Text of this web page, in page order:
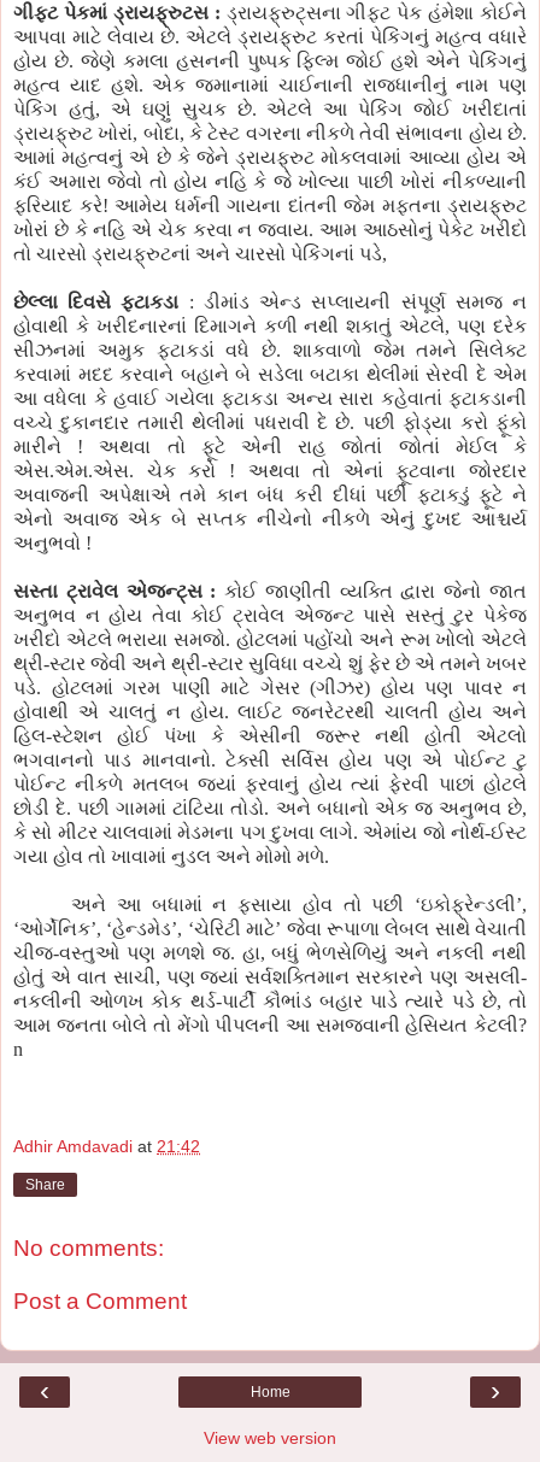
ગીફ્ટ પેકમાં ડ્રાયફ્રુટસ : ડ્રાયફ્રુટ્સના ગીફ્ટ પેક હંમેશા કોઈને
આપવા માટે લેવાય છે. એટલે ડ્રાયફ્રુટ કરતાં પેકિંગનું મહત્વ વધારે
હોય છે. જેણે કમલા હસનની પુષ્પક ફિલ્મ જોઈ હશે એને પેકિંગનું
મહત્વ યાદ હશે. એક જમાનામાં ચાઈનાની રાજધાનીનું નામ પણ
પેકિંગ હતું, એ ઘણું સુચક છે. એટલે આ પેકિંગ જોઈ ખરીદાતાં
ડ્રાયફ્રુટ ખોરાં, બોદા, કે ટેસ્ટ વગરના નીકળે તેવી સંભાવના હોય છે.
આમાં મહત્વનું એ છે કે જેને ડ્રાયફ્રુટ મોકલવામાં આવ્યા હોય એ
કંઈ અમારા જેવો તો હોય નહિ કે જે ખોલ્યા પાછી ખોરાં નીકળ્યાની
ફરિયાદ કરે! આમેય ધર્મની ગાયના દાંતની જેમ મફતના ડ્રાયફ્રુટ
ખોરાં છે કે નહિ એ ચેક કરવા ન જવાય. આમ આઠસોનું પેકેટ ખરીદો
તો ચારસો ડ્રાયફ્રુટનાં અને ચારસો પેકિંગનાં પડે,
છેલ્લા દિવસે ફટાકડા : ડીમાંડ એન્ડ સપ્લાયની સંપૂર્ણ સમજ ન
હોવાથી કે ખરીદનારનાં દિમાગને કળી નથી શકાતું એટલે, પણ દરેક
સીઝનમાં અમુક ફટાકડાં વધે છે. શાકવાળો જેમ તમને સિલેક્ટ
કરવામાં મદદ કરવાને બહાને બે સડેલા બટાકા થેલીમાં સેરવી દે એમ
આ વધેલા કે હવાઈ ગયેલા ફટાકડા અન્ય સારા કહેવાતાં ફટાકડાની
વચ્ચે દુકાનદાર તમારી થેલીમાં પધરાવી દે છે. પછી ફોડ્યા કરો ફૂંકો
મારીને ! અથવા તો ફૂટે એની રાહ જોતાં જોતાં મેઈલ કે
એસ.એમ.એસ. ચેક કરો ! અથવા તો એનાં ફૂટવાના જોરદાર
અવાજની અપેક્ષાએ તમે કાન બંધ કરી દીધાં પછી ફટાકડું ફૂટે ને
એનો અવાજ એક બે સપ્તક નીચેનો નીકળે એનું દુખદ આશ્ચર્ય
અનુભવો !
સસ્તા ટ્રાવેલ એજન્ટ્સ : કોઈ જાણીતી વ્યક્તિ દ્વારા જેનો જાત
અનુભવ ન હોય તેવા કોઈ ટ્રાવેલ એજન્ટ પાસે સસ્તું ટુર પેકેજ
ખરીદો એટલે ભરાયા સમજો. હોટલમાં પહોંચો અને રૂમ ખોલો એટલે
થ્રી-સ્ટાર જેવી અને થ્રી-સ્ટાર સુવિધા વચ્ચે શું ફેર છે એ તમને ખબર
પડે. હોટલમાં ગરમ પાણી માટે ગેસર (ગીઝર) હોય પણ પાવર ન
હોવાથી એ ચાલતું ન હોય. લાઈટ જનરેટરથી ચાલતી હોય અને
હિલ-સ્ટેશન હોઈ પંખા કે એસીની જરૂર નથી હોતી એટલો
ભગવાનનો પાડ માનવાનો. ટેક્સી સર્વિસ હોય પણ એ પોઈન્ટ ટુ
પોઈન્ટ નીકળે મતલબ જ્યાં ફરવાનું હોય ત્યાં ફેરવી પાછાં હોટલે
છોડી દે. પછી ગામમાં ટાંટિયા તોડો. અને બધાનો એક જ અનુભવ છે,
કે સો મીટર ચાલવામાં મેડમના પગ દુખવા લાગે. એમાંય જો નોર્થ-ઈસ્ટ
ગયા હોવ તો ખાવામાં નુડલ અને મોમો મળે.
અને આ બધામાં ન ફસાયા હોવ તો પછી ‘ઇકોફ્રેન્ડલી’,
‘ઓર્ગેનિક’, ‘હેન્ડમેડ’, ‘ચેરિટી માટે’ જેવા રૂપાળા લેબલ સાથે વેચાતી
ચીજ-વસ્તુઓ પણ મળશે જ. હા, બધું ભેળસેળિયું અને નકલી નથી
હોતું એ વાત સાચી, પણ જ્યાં સર્વશક્તિમાન સરકારને પણ અસલી-
નકલીની ઓળખ કોક થર્ડ-પાર્ટી કૌભાંડ બહાર પાડે ત્યારે પડે છે, તો
આમ જનતા બોલે તો મેંગો પીપલની આ સમજવાની હેસિયત કેટલી?
n
Adhir Amdavadi at 21:42
Share
No comments:
Post a Comment
‹ ›
Home
View web version